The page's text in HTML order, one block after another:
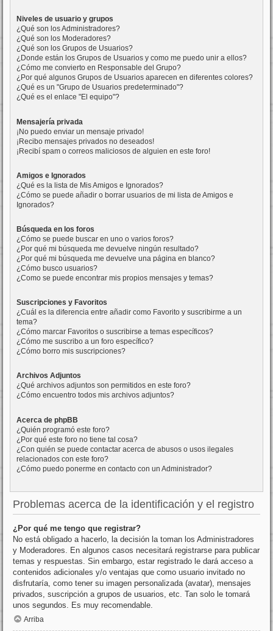
Niveles de usuario y grupos
¿Qué son los Administradores?
¿Qué son los Moderadores?
¿Qué son los Grupos de Usuarios?
¿Donde están los Grupos de Usuarios y como me puedo unir a ellos?
¿Cómo me convierto en Responsable del Grupo?
¿Por qué algunos Grupos de Usuarios aparecen en diferentes colores?
¿Qué es un "Grupo de Usuarios predeterminado"?
¿Qué es el enlace "El equipo"?
Mensajería privada
¡No puedo enviar un mensaje privado!
¡Recibo mensajes privados no deseados!
¡Recibí spam o correos maliciosos de alguien en este foro!
Amigos e Ignorados
¿Qué es la lista de Mis Amigos e Ignorados?
¿Cómo se puede añadir o borrar usuarios de mi lista de Amigos e
Ignorados?
Búsqueda en los foros
¿Cómo se puede buscar en uno o varios foros?
¿Por qué mi búsqueda me devuelve ningún resultado?
¿Por qué mi búsqueda me devuelve una página en blanco?
¿Cómo busco usuarios?
¿Como se puede encontrar mis propios mensajes y temas?
Suscripciones y Favoritos
¿Cuál es la diferencia entre añadir como Favorito y suscribirme a un
tema?
¿Cómo marcar Favoritos o suscribirse a temas específicos?
¿Cómo me suscribo a un foro específico?
¿Cómo borro mis suscripciones?
Archivos Adjuntos
¿Qué archivos adjuntos son permitidos en este foro?
¿Cómo encuentro todos mis archivos adjuntos?
Acerca de phpBB
¿Quién programó este foro?
¿Por qué este foro no tiene tal cosa?
¿Con quién se puede contactar acerca de abusos o usos ilegales
relacionados con este foro?
¿Cómo puedo ponerme en contacto con un Administrador?
Problemas acerca de la identificación y el registro
¿Por qué me tengo que registrar?
No está obligado a hacerlo, la decisión la toman los Administradores
y Moderadores. En algunos casos necesitará registrarse para publicar
temas y respuestas. Sin embargo, estar registrado le dará acceso a
contenidos adicionales y/o ventajas que como usuario invitado no
disfrutaría, como tener su imagen personalizada (avatar), mensajes
privados, suscripción a grupos de usuarios, etc. Tan solo le tomará
unos segundos. Es muy recomendable.
Arriba